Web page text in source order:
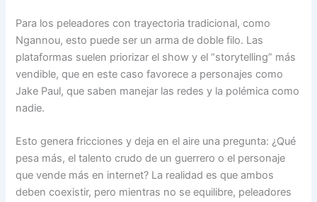
Para los peleadores con trayectoria tradicional, como
Ngannou, esto puede ser un arma de doble filo. Las
plataformas suelen priorizar el show y el “storytelling” más
vendible, que en este caso favorece a personajes como
Jake Paul, que saben manejar las redes y la polémica como
nadie.
Esto genera fricciones y deja en el aire una pregunta: ¿Qué
pesa más, el talento crudo de un guerrero o el personaje
que vende más en internet? La realidad es que ambos
deben coexistir, pero mientras no se equilibre, peleadores